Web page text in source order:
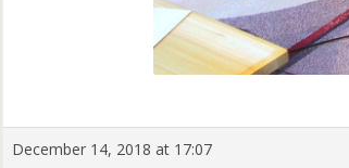
December 14, 2018 at 17:07